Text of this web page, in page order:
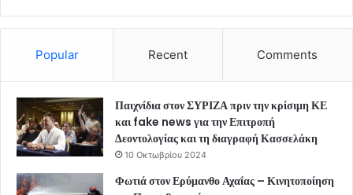
Popular Recent Comments
Παιχνίδια στον ΣΥΡΙΖΑ πριν την κρίσιμη ΚΕ
και fake news για την Επιτροπή
Δεοντολογίας και τη διαγραφή Κασσελάκη
10 Οκτωβρίου 2024
Φωτιά στον Ερύμανθο Αχαΐας – Κινητοποίηση